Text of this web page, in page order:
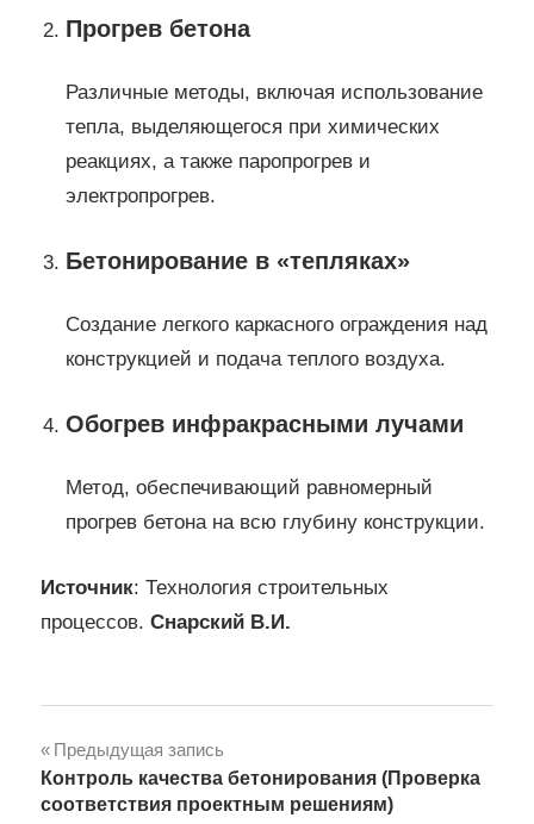
Прогрев бетона
Различные методы, включая использование
тепла, выделяющегося при химических
реакциях, а также паропрогрев и
электропрогрев.
Бетонирование в «тепляках»
Создание легкого каркасного ограждения над
конструкцией и подача теплого воздуха.
Обогрев инфракрасными лучами
Метод, обеспечивающий равномерный
прогрев бетона на всю глубину конструкции.
Источник: Технология строительных
процессов. Снарский В.И.
Навигация
по
Предыдущая запись
Контроль качества бетонирования (Проверка
соответствия проектным решениям)